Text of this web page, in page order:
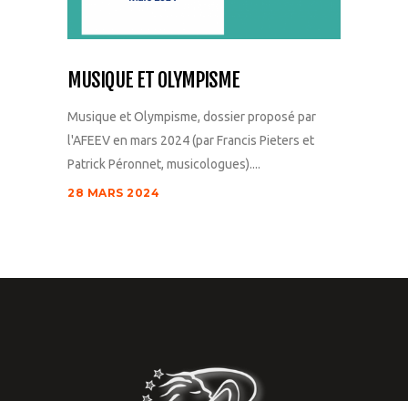
MUSIQUE ET OLYMPISME
Musique et Olympisme, dossier proposé par
l'AFEEV en mars 2024 (par Francis Pieters et
Patrick Péronnet, musicologues)....
28 MARS 2024